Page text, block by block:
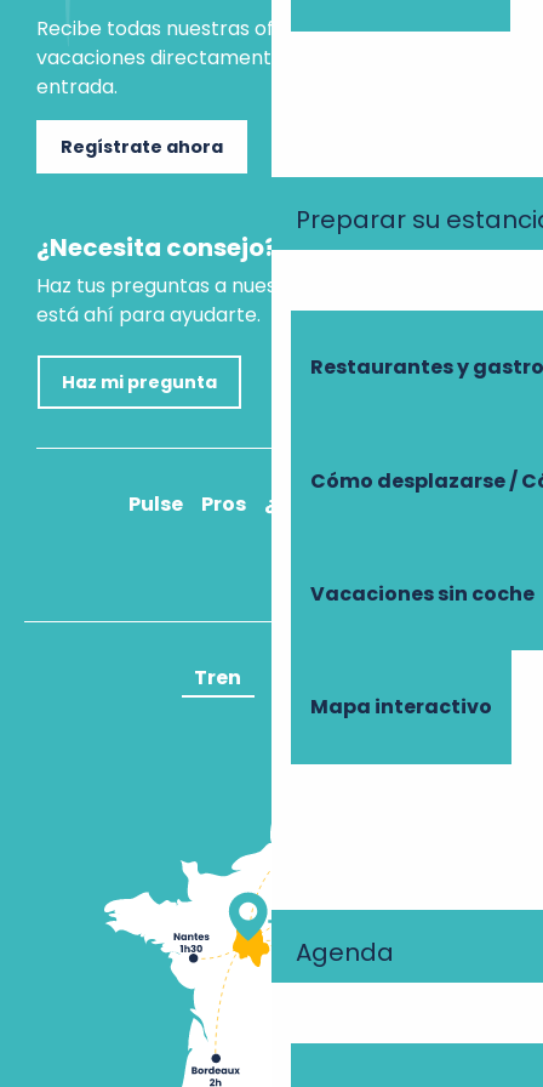
Preparar su
Restaurantes y
Cómo desplazarse /
Vacaciones sin coche
Mapa interactivo
Agenda
Recibe todas nuestras ofertas e ideas para las
vacaciones directamente en tu bandeja de
entrada.
Regístrate ahora
¿Necesita consejo?
Haz tus preguntas a nuestro asistente virtual, que
está ahí para ayudarte.
Haz mi pregunta
Pulse Pros ¿Cómo llegar?
Tren